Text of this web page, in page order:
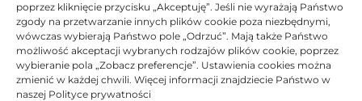
poprzez kliknięcie przycisku „Akceptuję”. Jeśli nie wyrażają Państwo
zgody na przetwarzanie innych plików cookie poza niezbędnymi,
wówczas wybierają Państwo pole „Odrzuć”. Mają także Państwo
możliwość akceptacji wybranych rodzajów plików cookie, poprzez
wybieranie pola „Zobacz preferencje”. Ustawienia cookies można
zmienić w każdej chwili. Więcej informacji znajdziecie Państwo w
naszej Polityce prywatności
BRAK
Toner JetWorld zamiennik HP 103A W1103A | Black
Oceniono 0 na 5
Toner JetWorld Zamiennik 100% Nowy 4x 2500 str.